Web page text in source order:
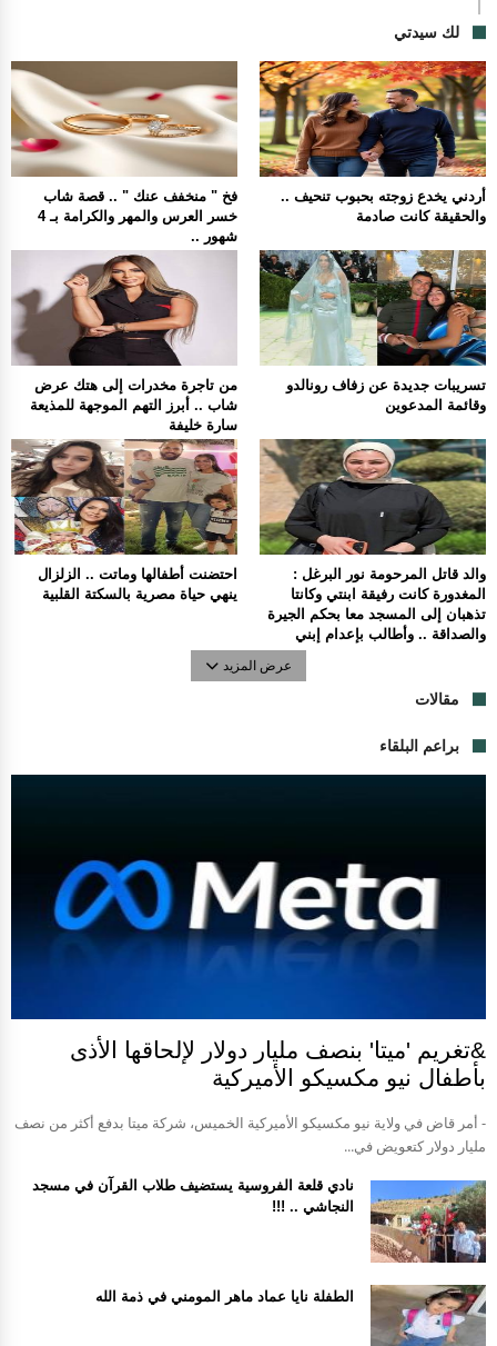
لك سيدتي
فخ " منخفف عنك " .. قصة شاب
خسر العرس والمهر والكرامة بـ 4
شهور ..
أردني يخدع زوجته بحبوب تنحيف ..
والحقيقة كانت صادمة
من تاجرة مخدرات إلى هتك عرض
شاب .. أبرز التهم الموجهة للمذيعة
سارة خليفة
تسريبات جديدة عن زفاف رونالدو
وقائمة المدعوين
احتضنت أطفالها وماتت .. الزلزال
ينهي حياة مصرية بالسكتة القلبية
والد قاتل المرحومة نور البرغل :
المغدورة كانت رفيقة ابنتي وكانتا
تذهبان إلى المسجد معا بحكم الجيرة
والصداقة .. وأطالب بإعدام إبني
عرض المزيد
مقالات
براعم البلقاء
&تغريم 'ميتا' بنصف مليار دولار لإلحاقها الأذى
بأطفال نيو مكسيكو الأميركية
- أمر قاض في ولاية نيو مكسيكو الأميركية الخميس، شركة ميتا بدفع أكثر من نصف
مليار دولار كتعويض في...
نادي قلعة الفروسية يستضيف طلاب القرآن في مسجد
النجاشي .. !!!
الطفلة نايا عماد ماهر المومني في ذمة الله